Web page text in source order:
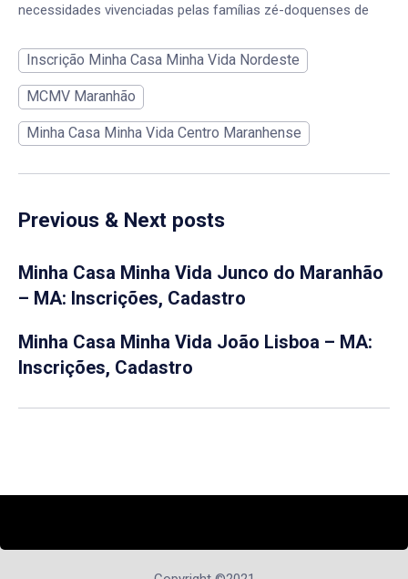
necessidades vivenciadas pelas famílias zé-doquenses de
Inscrição Minha Casa Minha Vida Nordeste
MCMV Maranhão
Minha Casa Minha Vida Centro Maranhense
Previous & Next posts
Minha Casa Minha Vida Junco do Maranhão
– MA: Inscrições, Cadastro
Minha Casa Minha Vida João Lisboa – MA:
Inscrições, Cadastro